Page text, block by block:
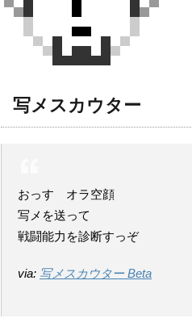
写メスカウター
おっす オラ空顔
写メを送って
戦闘能力を診断すっぞ
via: 写メスカウター Beta